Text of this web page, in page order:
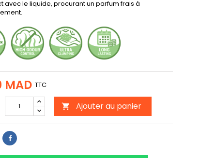
avec le liquide, procurant un parfum frais à
MAD TTC
 Ajouter au panier
Partager